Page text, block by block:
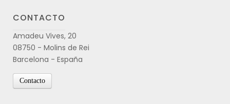
CONTACTO
Amadeu Vives, 20
08750 - Molins de Rei
Barcelona - España
Contacto